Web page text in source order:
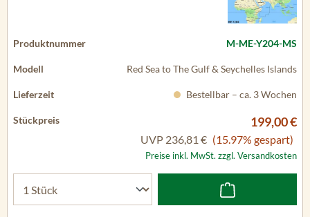
M-ME-Y204-MS
Red Sea to The Gulf & Seychelles Islands
Bestellbar – ca. 3 Wochen
199,00 €
UVP 236,81 € (15.97% gespart)
Preise inkl. MwSt. zzgl. Versandkosten